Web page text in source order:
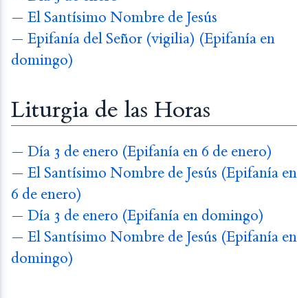
— El Santísimo Nombre de Jesús
— Epifanía del Señor (vigilia) (Epifanía en
domingo)
Liturgia de las Horas
— Día 3 de enero (Epifanía en 6 de enero)
— El Santísimo Nombre de Jesús (Epifanía en
6 de enero)
— Día 3 de enero (Epifanía en domingo)
— El Santísimo Nombre de Jesús (Epifanía en
domingo)